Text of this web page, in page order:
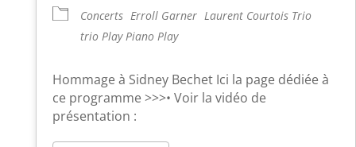
Concerts Erroll Garner Laurent Courtois Trio
trio Play Piano Play
Hommage à Sidney Bechet Ici la page dédiée à
ce programme >>>• Voir la vidéo de
présentation :